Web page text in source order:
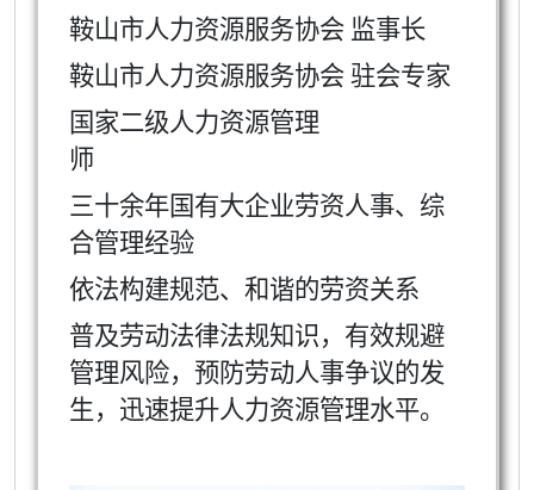
鞍山市人力资源服务协会 监事长
鞍山市人力资源服务协会 驻会专家
国家二级人力资源管理
师
三十余年国有大企业劳资人事、综
合管理经验
依法构建规范、和谐的劳资关系
普及劳动法律法规知识，有效规避
管理风险，预防劳动人事争议的发
生，迅速提升人力资源管理水平。